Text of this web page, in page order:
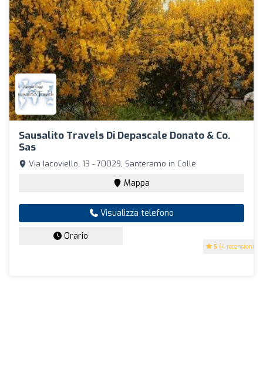
Sausalito Travels Di Depascale Donato & Co.
Sas
5 (4 recensioni)
Via Iacoviello, 13 - 70029, Santeramo in Colle
Mappa
Visualizza telefono
Orario